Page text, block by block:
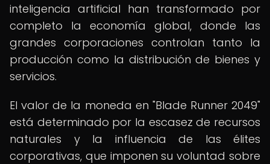
inteligencia artificial han transformado por
completo la economía global, donde las
grandes corporaciones controlan tanto la
producción como la distribución de bienes y
servicios.
El valor de la moneda en "Blade Runner 2049"
está determinado por la escasez de recursos
naturales y la influencia de las élites
corporativas, que imponen su voluntad sobre